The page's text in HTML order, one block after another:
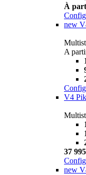
À
new
A
V4
37
new